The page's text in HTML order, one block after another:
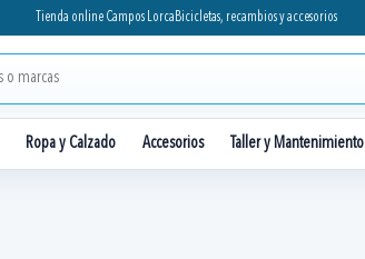
Tienda online Campos Lorca Bicicletas, recambios y accesorios
Ropa y Calzado Accesorios Taller y Mantenimiento